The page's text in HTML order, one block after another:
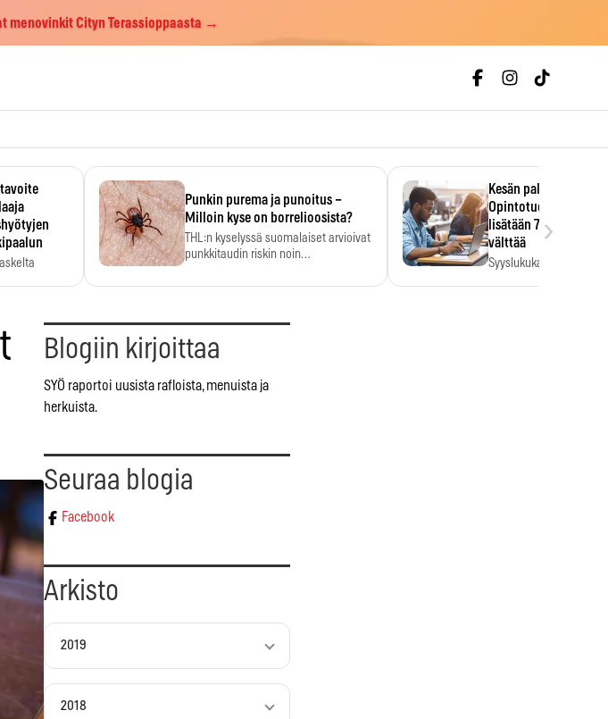
menovinkit Cityn Terassioppaasta →
Punkin purema ja punoitus –
Milloin kyse on borrelioosista?
THL:n kyselyssä suomalaiset arvioivat
punkkitaudin riskin noin
Kesän palkka
Opintotuen
lisätään 7,5
välttää
Syyslukukauden
›
Blogiin kirjoittaa
SYÖ raportoi uusista rafloista, menuista ja
herkuista.
Seuraa blogia
Facebook
Arkisto
2019
2018